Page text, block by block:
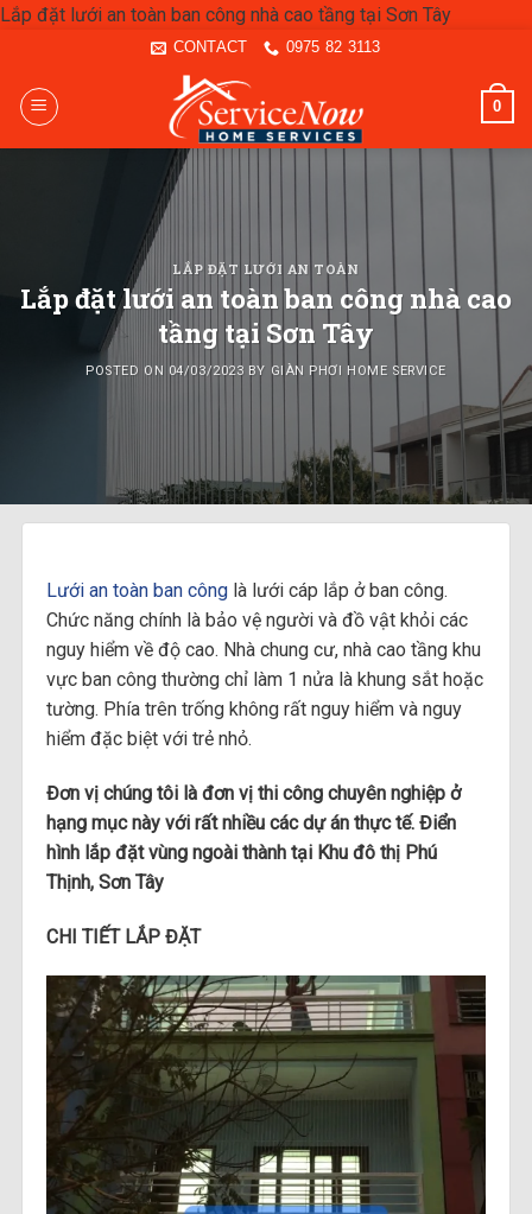
Lắp đặt lưới an toàn ban công nhà cao tầng tại Sơn TâySkip
CONTACT 0975 82 3113
0
LẮP ĐẶT LƯỚI AN TOÀN
Lắp đặt lưới an toàn ban công nhà cao
tầng tại Sơn Tây
POSTED ON 04/03/2023 BY GIÀN PHƠI HOME SERVICE
Lưới an toàn ban cônglà lưới cáp lắp ở ban công.
Chức năng chính là bảo vệ người và đồ vật khỏi các
nguy hiểm về độ cao. Nhà chung cư, nhà cao tầng khu
vực ban công thường chỉ làm 1 nửa là khung sắt hoặc
tường. Phía trên trống không rất nguy hiểm và nguy
hiểm đặc biệt với trẻ nhỏ.
Đơn vị chúng tôi là đơn vị thi công chuyên nghiệp ở
hạng mục này với rất nhiều các dự án thực tế. Điển
hình lắp đặt vùng ngoài thành tại Khu đô thị Phú
Thịnh, Sơn Tây
CHI TIẾT LẮP ĐẶT